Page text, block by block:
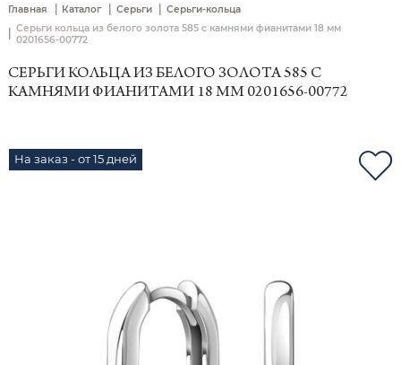
Главная | Каталог | Серьги | Серьги-кольца
Серьги кольца из белого золота 585 с камнями фианитами 18 мм
0201656-00772
СЕРЬГИ КОЛЬЦА ИЗ БЕЛОГО ЗОЛОТА 585 С
КАМНЯМИ ФИАНИТАМИ 18 ММ 0201656-00772
На заказ - от 15 дней